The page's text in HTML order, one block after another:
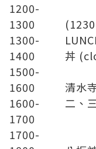
1200-
1300
1300-
1400
丼
1500-
1600
清水
1600-
1700
二、
1700-